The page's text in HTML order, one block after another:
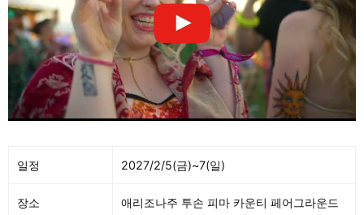
일정 2027/2/5(금)~7(일)
장소 애리조나주 투손 피마 카운티 페어그라운드